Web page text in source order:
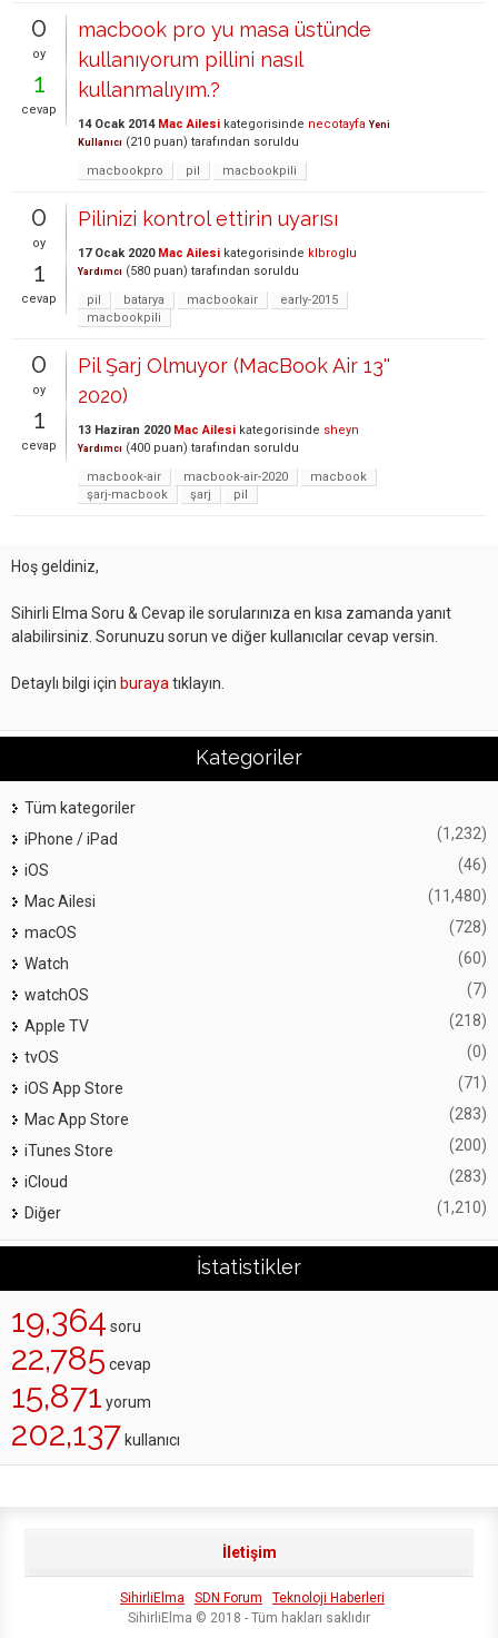
0
oy
1
cevap
macbook pro yu masa üstünde
kullanıyorum pillini nasıl
kullanmalıyım.?
14 Ocak 2014 Mac Ailesi kategorisinde necotayfa Yeni
Kullanıcı (210 puan) tarafından soruldu
macbookpro
pil macbookpili
0
oy
1
cevap
Pilinizi kontrol ettirin uyarısı
17 Ocak 2020 Mac Ailesi kategorisinde klbroglu
Yardımcı (580 puan) tarafından soruldu
pil
batarya macbookair
early-2015
macbookpili
0
oy
1
cevap
Pil Şarj Olmuyor (MacBook Air 13''
2020)
13 Haziran 2020 Mac Ailesi kategorisinde sheyn
Yardımcı (400 puan) tarafından soruldu
macbook-air
macbook-air-2020
macbook
şarj-macbook
şarj pil
Hoş geldiniz,
Sihirli Elma Soru & Cevap ile sorularınıza en kısa zamanda yanıt
alabilirsiniz. Sorunuzu sorun ve diğer kullanıcılar cevap versin.
Detaylı bilgi için buraya tıklayın.
Kategoriler
Tüm kategoriler
iPhone / iPad
(1,232)
iOS (46)
Mac Ailesi (11,480)
macOS (728)
Watch (60)
watchOS (7)
Apple TV (218)
tvOS (0)
iOS App Store (71)
Mac App Store (283)
iTunes Store (200)
iCloud (283)
Diğer (1,210)
İstatistikler
19,364 soru
22,785 cevap
15,871 yorum
202,137 kullanıcı
İletişim
SihirliElma SDN Forum
Teknoloji Haberleri
SihirliElma © 2018 - Tüm hakları saklıdır